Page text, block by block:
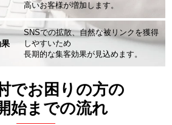
高いお客様が増加します。
SNSでの拡散、自然な被リンクを獲得
しやすいため
長期的な集客効果が見込めます。
でお困りの方の
始までの流れ